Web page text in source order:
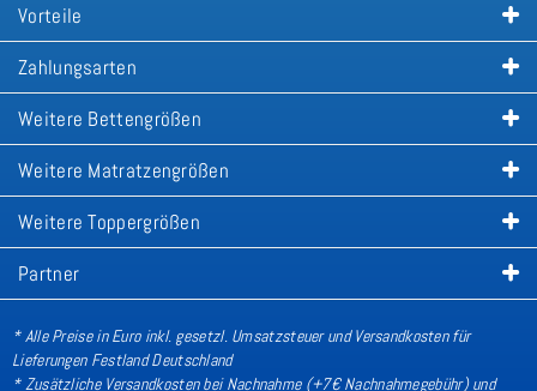
Vorteile
Zahlungsarten
Weitere Bettengrößen
Weitere Matratzengrößen
Weitere Toppergrößen
Partner
* Alle Preise in Euro inkl. gesetzl. Umsatzsteuer und Versandkosten für
Lieferungen Festland Deutschland
* Zusätzliche Versandkosten bei Nachnahme (+7€ Nachnahmegebühr) und